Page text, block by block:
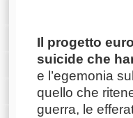
Il progetto
suicide che
e l’egemonia
quello che
guerra, le